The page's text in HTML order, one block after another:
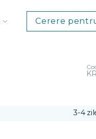
Cerere
3-4